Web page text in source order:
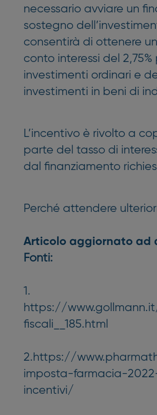
necessario avviare un
sostegno
consentirà di ottenere
conto interessi del 2,75%
investimenti ordinari e
investimenti in beni di
L’incentivo è rivolto a
parte del tasso di
dal finanziamento
Perché attendere
Articolo aggiornato ad
Fonti:
1.
https://
fiscali__185.html
2.https://
imposta-farmacia-
incentivi/